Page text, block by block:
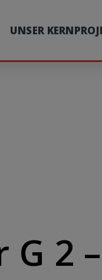
UNSER
2